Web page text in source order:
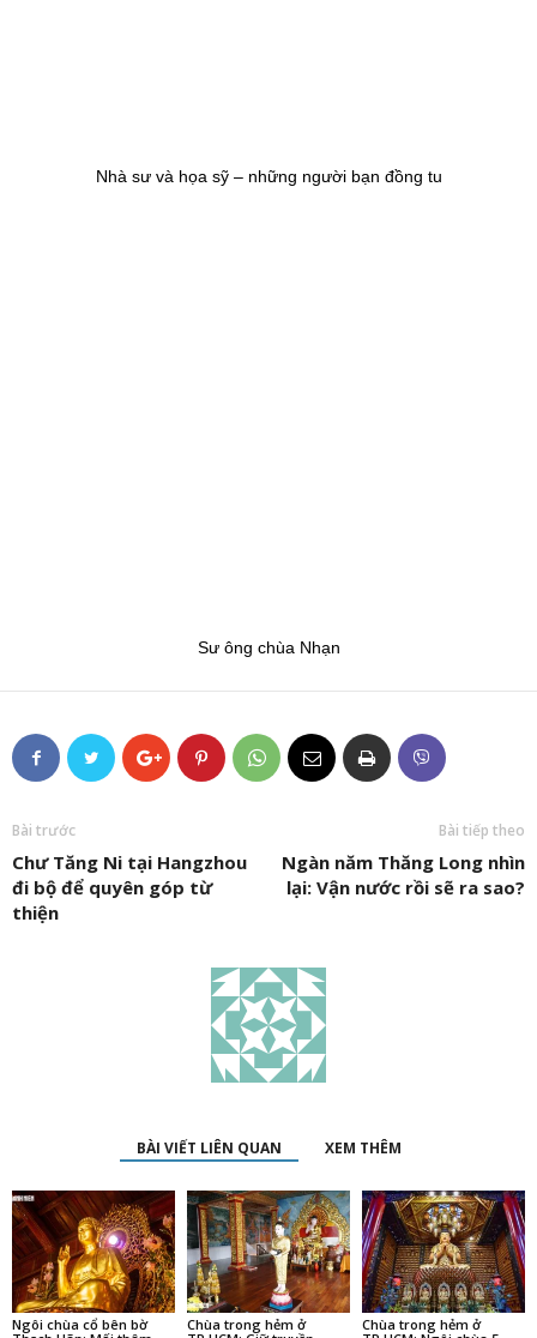
Nhà sư và họa sỹ – những người bạn đồng tu
Sư ông chùa Nhạn
Bài trước
Chư Tăng Ni tại Hangzhou
đi bộ để quyên góp từ
thiện
Bài tiếp theo
Ngàn năm Thăng Long nhìn
lại: Vận nước rồi sẽ ra sao?
BÀI VIẾT LIÊN QUAN XEM THÊM
Ngôi chùa cổ bên bờ
Chùa trong hẻm ở
Chùa trong hẻm ở